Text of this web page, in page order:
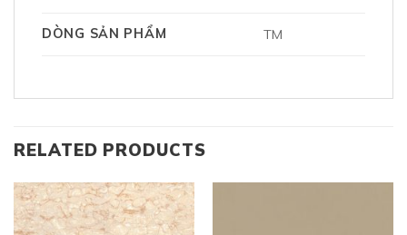
DÒNG SẢN PHẨM TM
RELATED PRODUCTS